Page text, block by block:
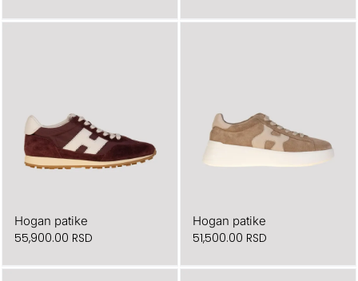
Hogan patike
55,900.00 RSD
Hogan patike
51,500.00 RSD